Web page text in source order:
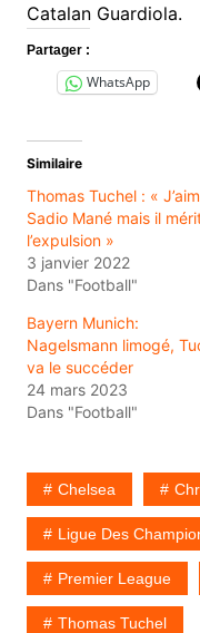
Catalan Guardiola.
Partager :
WhatsApp
Similaire
Thomas Tuchel : «
Sadio Mané mais il
l’expulsion »
3 janvier 2022
Dans "Football"
Bayern Munich:
Nagelsmann limogé,
va le succéder
24 mars 2023
Dans "Football"
Chelsea
Ligue Des
Premier League
Thomas Tuchel